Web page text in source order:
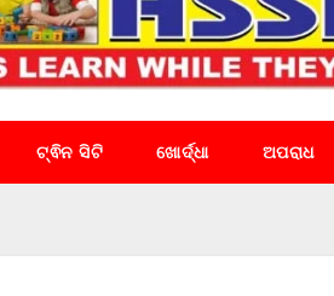
ଟ୍ଵିନ ସିଟି ଖୋର୍ଦ୍ଧା ଅପରାଧ